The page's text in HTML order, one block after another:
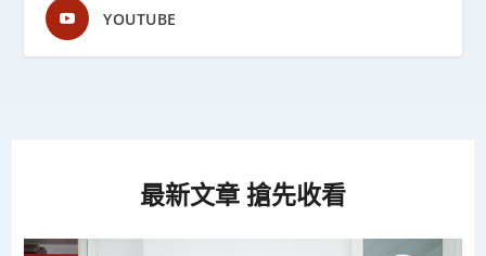
YOUTUBE
最新文章 搶先收看